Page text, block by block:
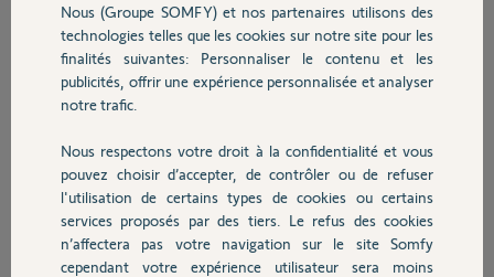
Sécurité
Domotique
Chauffage
Autres produits
Autre question
Sur un micro récepteur RTS volet roulant peut-on avoir une fonction
my merci.
Bernard M.
il y a plus de 2 ans
Participer au fil de discussion
Nous (Groupe SOMFY) et nos partenaires utilisons des
technologies telles que les cookies sur notre site pour les
finalités suivantes: Personnaliser le contenu et les
publicités, offrir une expérience personnalisée et analyser
notre trafic.
Nous respectons votre droit à la confidentialité et vous
pouvez choisir d’accepter, de contrôler ou de refuser
l'utilisation de certains types de cookies ou certains
services proposés par des tiers. Le refus des cookies
n’affectera pas votre navigation sur le site Somfy
cependant votre expérience utilisateur sera moins